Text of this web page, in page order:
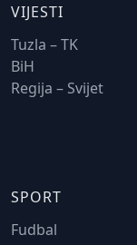
VIJESTI
Tuzla – TK
BiH
Regija – Svijet
SPORT
Fudbal